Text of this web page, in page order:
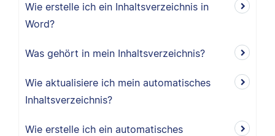
Wie erstelle ich ein Inhaltsverzeichnis in
Word?
Was gehört in mein Inhaltsverzeichnis?
Wie aktualisiere ich mein automatisches
Inhaltsverzeichnis?
Wie erstelle ich ein automatisches